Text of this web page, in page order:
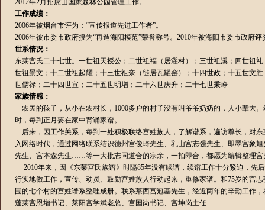
2012年2月招虎山国家森林公园管理工作。
工作成绩：
2006年被烟台市评为：“宣传报道先进工作者”。
2006年被市委市政府授为“再造海阳模范”荣誉称号。2010年被海阳市委市政府评
世系情况：
东莱宫氏二十七世。一世祖天授公；二世祖福（居濯村）；三世祖溪；四世祖
世祖景文；十二世祖起耀；十三世祖奈（徙居瓦罐窑）；十四世政；十五世文
世儒禄；二十四世宣；二十五世明增；二十六世庆升；二十七世秉峥
家族情感：
农民的孩子，从小在农村长，1000多户的村子没有叫爷爷奶奶的，人小辈大
时，每到正月要在家中背诵家谱。
后来，因工作关系，每到一处积极联络宫姓族人，了解谱系，遍访尊长，对
入网络时代，通过网络联系结识德州宫俊琦先生、乳山宫志强先生、即墨宫象
先生、宫本森先生……等一大批志同道合的宗亲，一拍即合，都愿为编辑整理宫
2010年来，因《东莱宫氏族谱》时隔85年没有续谱，续谱工作十分紧迫，先
行实地做工作，宣传、动员、鼓励宫姓族人行动起来，重修家谱。和75岁的宫
围的七个村的宫姓谱系整理成册。联系莱西宫冠基先生，经近两年的辛勤工作
蓬莱宫恩增书记、莱阳宫学斌老总、宫国岗书记、宫坤岗主任……